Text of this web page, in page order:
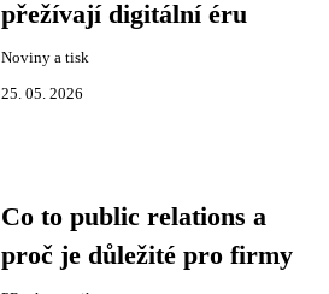
přežívají digitální éru
Noviny a tisk
25. 05. 2026
Co to public relations a
proč je důležité pro firmy